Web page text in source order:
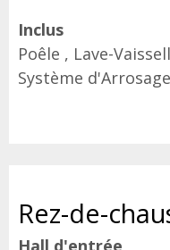
Inclus
Poêle , Lave-
Système
Rez-de-